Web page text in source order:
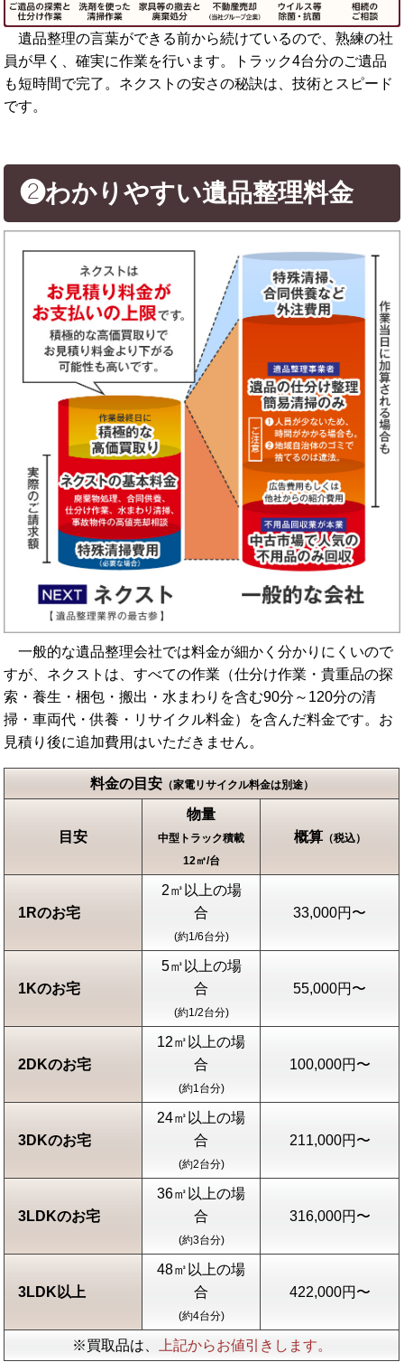
遺品整理の言葉ができる前から続けているので、熟練の社
員が早く、確実に作業を行います。トラック4台分のご遺品
も短時間で完了。ネクストの安さの秘訣は、技術とスピード
です。
❷わかりやすい遺品整理料金
一般的な遺品整理会社では料金が細かく分かりにくいので
すが、ネクストは、すべての作業（仕分け作業・貴重品の探
索・養生・梱包・搬出・水まわりを含む90分～120分の清
掃・車両代・供養・リサイクル料金）を含んだ料金です。お
見積り後に追加費用はいただきません。
料金の目安（家電リサイクル料金は別途）
目安
物量
中型トラック積載
12㎥/台
概算（税込）
1Rのお宅
2㎥以上の場
合
(約1/6台分)
33,000円〜
1Kのお宅
5㎥以上の場
合
(約1/2台分)
55,000円〜
2DKのお宅
12㎥以上の場
合
(約1台分)
100,000円〜
3DKのお宅
24㎥以上の場
合
(約2台分)
211,000円〜
3LDKのお宅
36㎥以上の場
合
(約3台分)
316,000円〜
3LDK以上
48㎥以上の場
合
(約4台分)
422,000円〜
※買取品は、 上記からお値引きします。